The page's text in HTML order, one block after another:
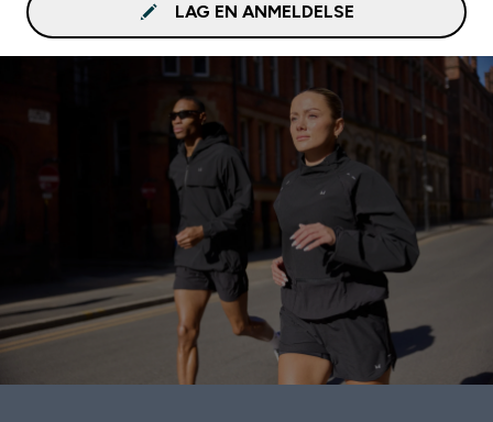
LAG EN ANMELDELSE